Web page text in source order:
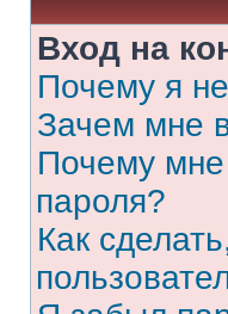
Вход на
Почему я
Зачем мне
Почему мне
пароля?
Как